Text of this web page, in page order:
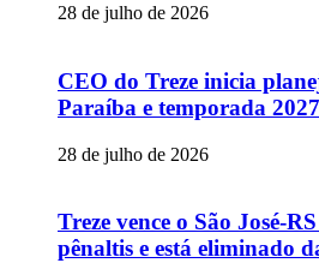
28 de julho de 2026
CEO do Treze inicia
Paraíba e temporada 2027
28 de julho de 2026
Treze vence o São José-
pênaltis e está eliminado